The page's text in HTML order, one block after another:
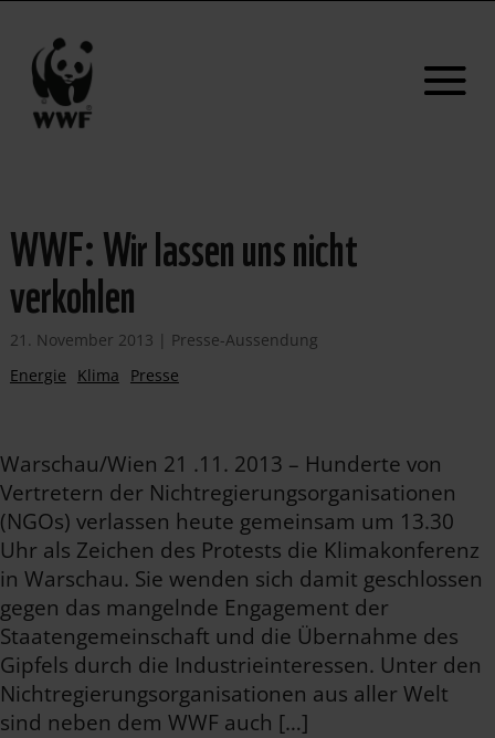
WWF: Wir lassen uns nicht
verkohlen
21. November 2013 | Presse-Aussendung
Energie
Klima Presse
Warschau/Wien 21 .11. 2013 – Hunderte von
Vertretern der Nichtregierungsorganisationen
(NGOs) verlassen heute gemeinsam um 13.30
Uhr als Zeichen des Protests die Klimakonferenz
in Warschau. Sie wenden sich damit geschlossen
gegen das mangelnde Engagement der
Staatengemeinschaft und die Übernahme des
Gipfels durch die Industrieinteressen. Unter den
Nichtregierungsorganisationen aus aller Welt
sind neben dem WWF auch […]